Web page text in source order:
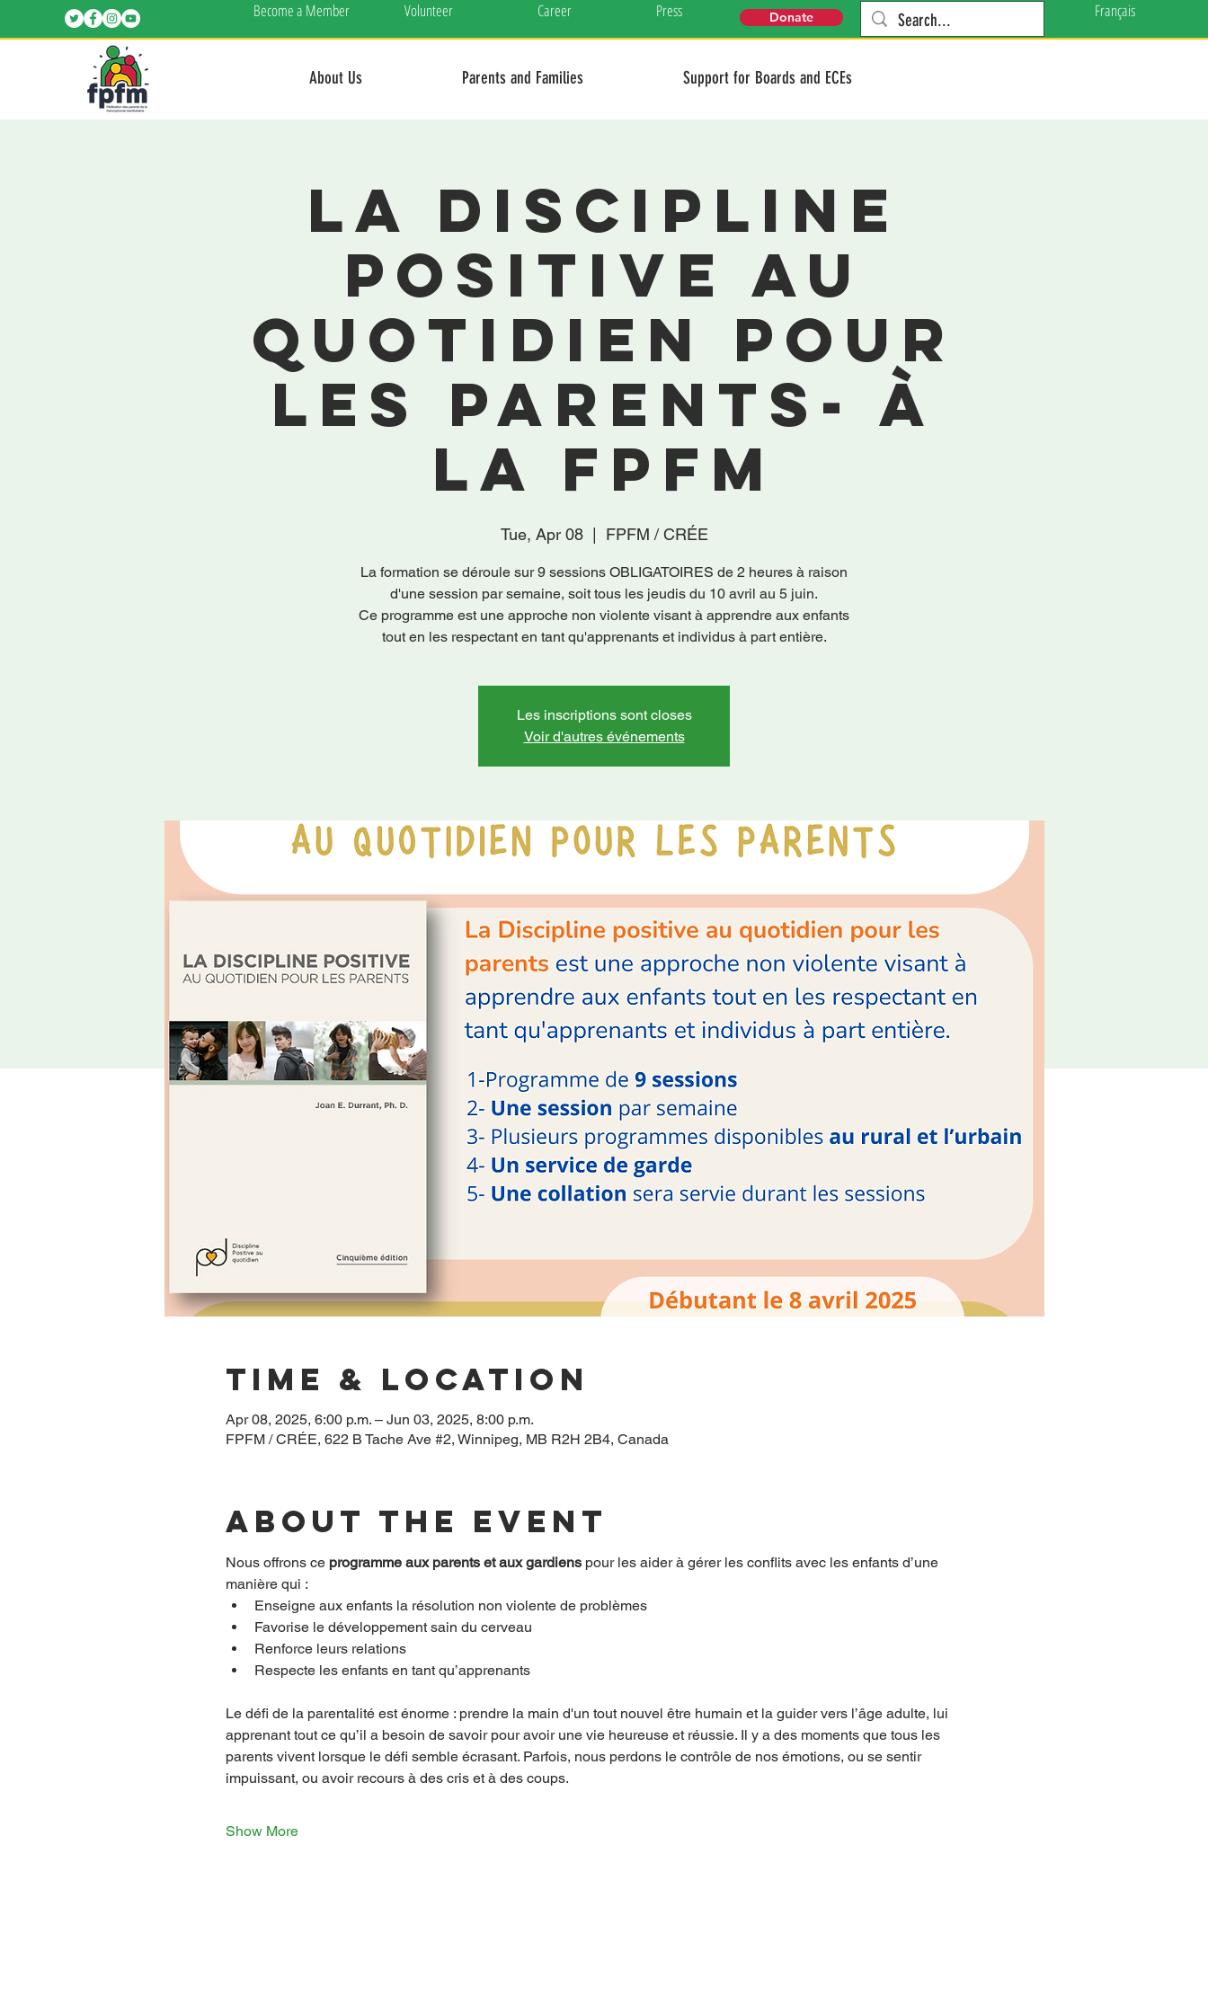
Become a Member Volunteer Career Press Donate Français
About Us Parents and Families Support for Boards and ECEs
La Discipline
positive au
quotidien pour
les parents- à
la FPFM
Tue, Apr 08
  |
FPFM / CRÉE
La formation se déroule sur 9 sessions OBLIGATOIRES de 2 heures à raison
d'une session par semaine, soit tous les jeudis du 10 avril au 5 juin.
Ce programme est une approche non violente visant à apprendre aux enfants
Les inscriptions sont closes
Voir d'autres événements
Time & Location
Apr 08, 2025, 6:00 p.m. – Jun 03, 2025, 8:00 p.m.
FPFM / CRÉE, 622 B Tache Ave #2, Winnipeg, MB R2H 2B4, Canada
About the event
Nous offrons ce programme aux parents et aux gardiens pour les aider à gérer les conflits avec les enfants d’une
manière qui :
Enseigne aux enfants la résolution non violente de problèmes
Favorise le développement sain du cerveau
Renforce leurs relations
Respecte les enfants en tant qu’apprenants
Le défi de la parentalité est énorme : prendre la main d'un tout nouvel être humain et la guider vers l’âge adulte, lui
apprenant tout ce qu’il a besoin de savoir pour avoir une vie heureuse et réussie. Il y a des moments que tous les
parents vivent lorsque le défi semble écrasant. Parfois, nous perdons le contrôle de nos émotions, ou se sentir
impuissant, ou avoir recours à des cris et à des coups.
Show More